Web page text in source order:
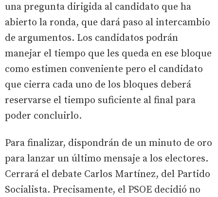
una pregunta dirigida al candidato que ha
abierto la ronda, que dará paso al intercambio
de argumentos. Los candidatos podrán
manejar el tiempo que les queda en ese bloque
como estimen conveniente pero el candidato
que cierra cada uno de los bloques deberá
reservarse el tiempo suficiente al final para
poder concluirlo.
Para finalizar, dispondrán de un minuto de oro
para lanzar un último mensaje a los electores.
Cerrará el debate Carlos Martínez, del Partido
Socialista. Precisamente, el PSOE decidió no